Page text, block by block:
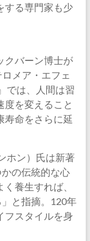
する専門家も少
クバーン博士が
メア・エフェ
では、人間は習
度を変えること
寿命をさらに延
ホン）氏は新著
の伝統的な心
養生すれば、
と指摘。120年
フスタイルを身